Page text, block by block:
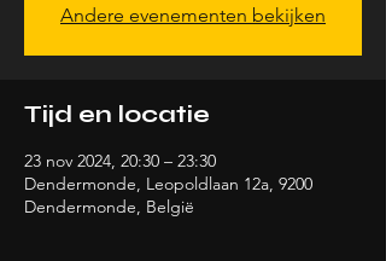
Andere evenementen bekijken
Tijd en locatie
23 nov 2024, 20:30 – 23:30
Dendermonde, Leopoldlaan 12a, 9200
Dendermonde, België